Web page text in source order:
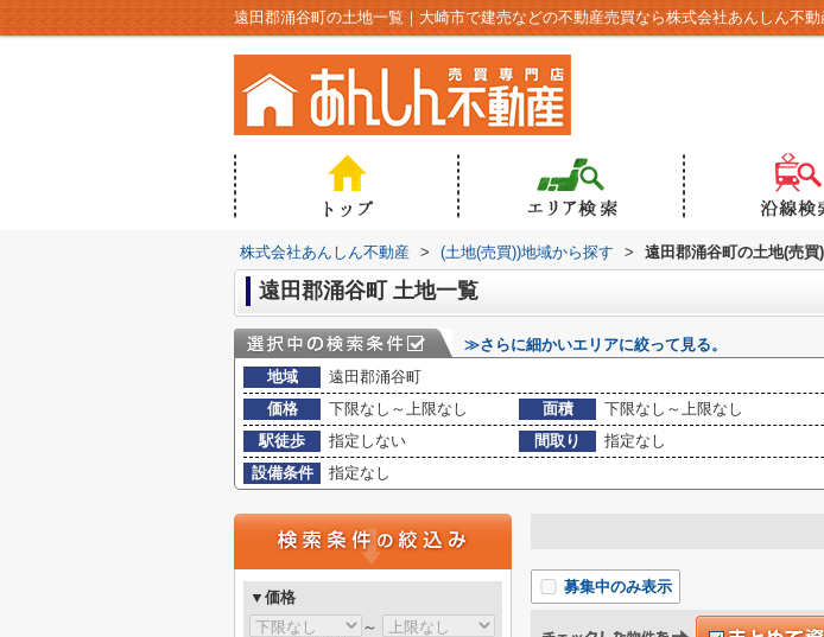
遠田郡涌谷町の土地一覧｜大崎市で建売などの不動産売買なら株式会社あんしん不動
株式会社あんしん不動産 > (土地(売買))地域から探す > 遠田郡涌谷町の土地(売買)
遠田郡涌谷町 土地一覧
≫さらに細かいエリアに絞って見る。
地域
遠田郡涌谷町
価格
下限なし～上限なし 面積
下限なし～上限なし
駅徒歩
指定しない 間取り
指定なし
設備条件
指定なし
募集中のみ表示
▼価格
～